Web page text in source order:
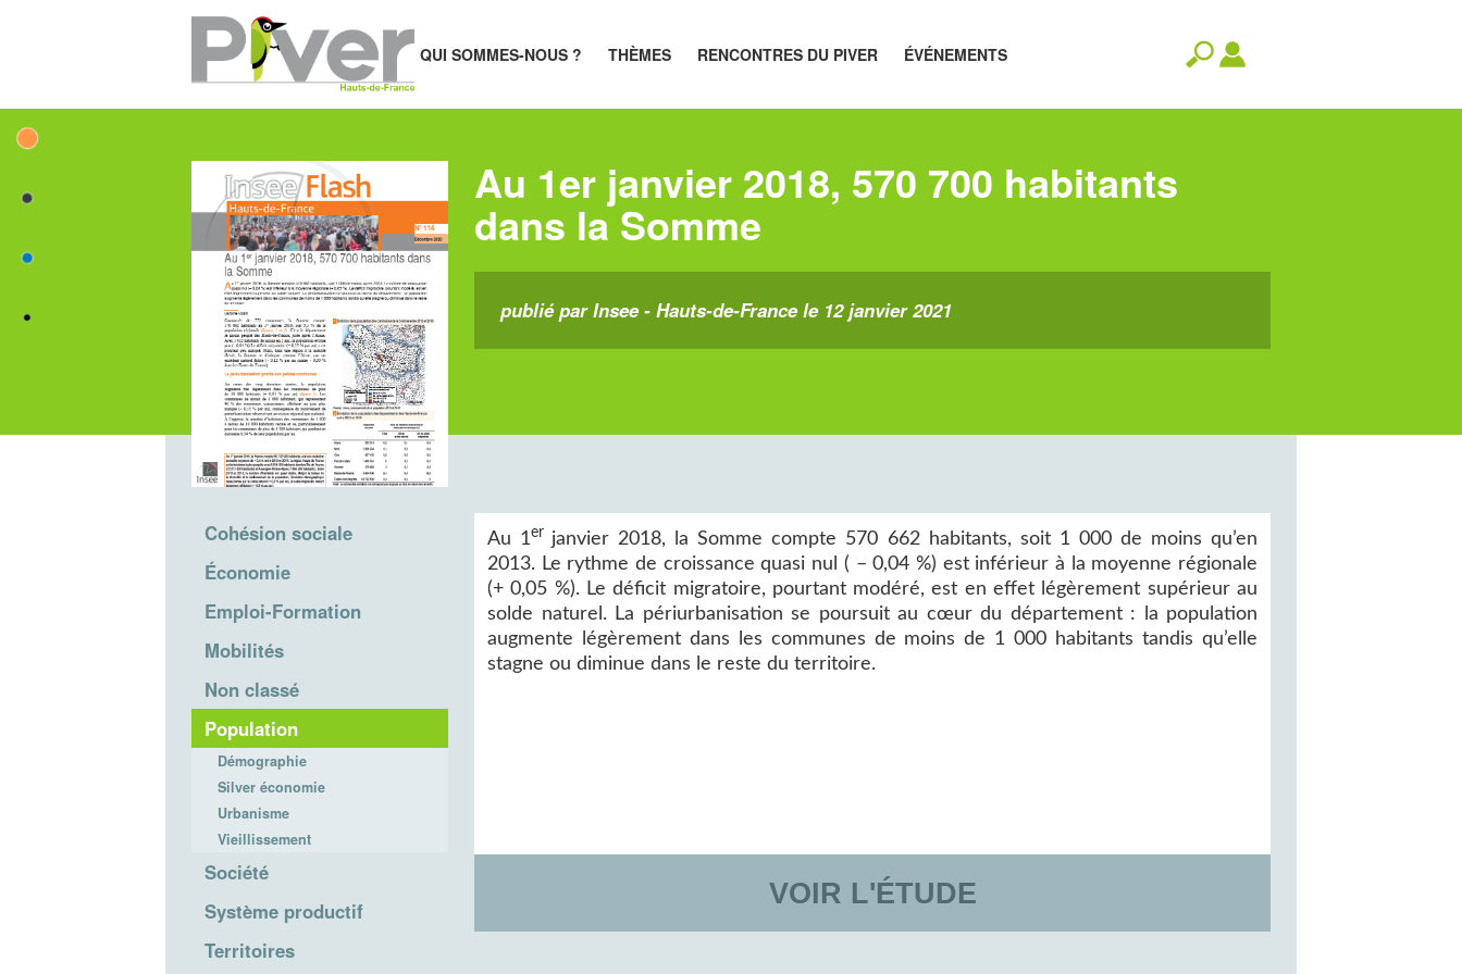
QUI SOMMES-NOUS ? THÈMES RENCONTRES DU PIVER ÉVÉNEMENTS
Au 1er janvier 2018, 570 700 habitants
dans la Somme
publié par Insee - Hauts-de-France le 12 janvier 2021
Cohésion sociale
Économie
Emploi-Formation
Mobilités
Non classé
Population
Démographie
Silver économie
Urbanisme
Vieillissement
Société
Système productif
Territoires
Au 1er janvier 2018, la Somme compte 570 662 habitants, soit 1 000 de moins qu’en
2013. Le rythme de croissance quasi nul ( – 0,04 %) est inférieur à la moyenne régionale
(+ 0,05 %). Le déficit migratoire, pourtant modéré, est en effet légèrement supérieur au
solde naturel. La périurbanisation se poursuit au cœur du département : la population
augmente légèrement dans les communes de moins de 1 000 habitants tandis qu’elle
stagne ou diminue dans le reste du territoire.
VOIR L'ÉTUDE